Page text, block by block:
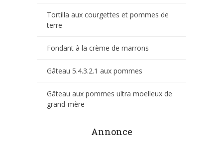
Tortilla aux courgettes et pommes de
terre
Fondant à la crème de marrons
Gâteau 5.4.3.2.1 aux pommes
Gâteau aux pommes ultra moelleux de
grand-mère
Annonce